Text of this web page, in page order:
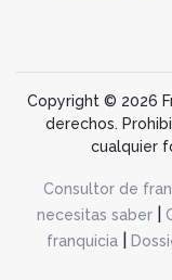
Copyright © 2026
derechos.
cualquier
Consultor de
necesitas saber
franquicia|